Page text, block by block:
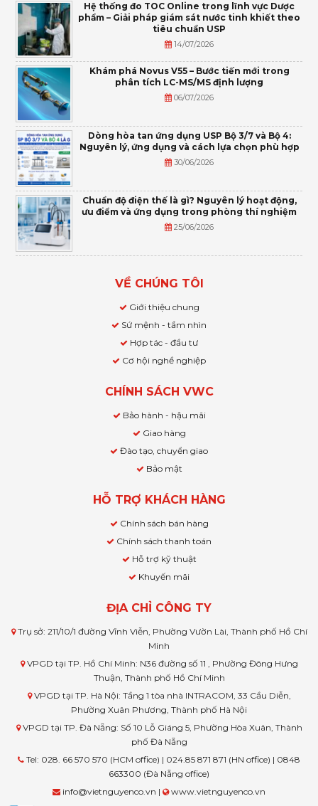
Hệ thống đo TOC Online trong lĩnh vực Dược
phẩm – Giải pháp giám sát nước tinh khiết theo
tiêu chuẩn USP
14/07/2026
Khám phá Novus V55 – Bước tiến mới trong
phân tích LC-MS/MS định lượng
06/07/2026
Dòng hòa tan ứng dụng USP Bộ 3/7 và Bộ 4:
Nguyên lý, ứng dụng và cách lựa chọn phù hợp
30/06/2026
Chuẩn độ điện thế là gì? Nguyên lý hoạt động,
ưu điểm và ứng dụng trong phòng thí nghiệm
25/06/2026
VỀ CHÚNG TÔI
Giới thiệu chung
Sứ mệnh - tầm nhìn
Hợp tác - đầu tư
Cơ hội nghề nghiệp
CHÍNH SÁCH VWC
Bảo hành - hậu mãi
Giao hàng
Đào tạo, chuyển giao
Bảo mật
HỖ TRỢ KHÁCH HÀNG
Chính sách bán hàng
Chính sách thanh toán
Hỗ trợ kỹ thuật
Khuyến mãi
ĐỊA CHỈ CÔNG TY
Trụ sở: 211/10/1 đường Vĩnh Viễn, Phường Vườn Lài, Thành phố Hồ Chí
Minh
VPGD tại TP. Hồ Chí Minh: N36 đường số 11 , Phường Đông Hưng
Thuận, Thành phố Hồ Chí Minh
VPGD tại TP. Hà Nội: Tầng 1 tòa nhà INTRACOM, 33 Cầu Diễn,
Phường Xuân Phương, Thành phố Hà Nội
VPGD tại TP. Đà Nẵng: Số 10 Lỗ Giáng 5, Phường Hòa Xuân, Thành
phố Đà Nẵng
Tel: 028. 66 570 570 (HCM office) | 024.85 871 871 (HN office) | 0848
663300 (Đà Nẵng office)
info@vietnguyenco.vn |
www.vietnguyenco.vn